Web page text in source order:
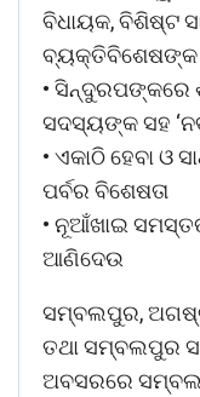
ବିଧାୟକ, ବିଶିଷ୍ଟ
ବ୍ୟକ୍ତିବିଶେଷଙ୍କ
• ସିନ୍ଦୁରପଙ୍କରେ
ସଦସ୍ୟଙ୍କ ସହ
• ଏକାଠି ହେବା ଓ
ପର୍ବର ବିଶେଷତା
• ନୂଆଁଖାଇ
ଆଣିଦେଉ
ସମ୍ବଲପୁର,
ତଥା ସମ୍ବଲପୁର
ଅବସରରେ